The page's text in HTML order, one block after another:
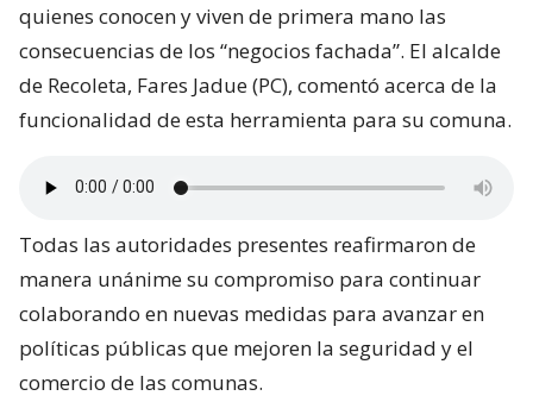
quienes conocen y viven de primera mano las
consecuencias de los “negocios fachada”. El alcalde
de Recoleta, Fares Jadue (PC), comentó acerca de la
funcionalidad de esta herramienta para su comuna.
Todas las autoridades presentes reafirmaron de
manera unánime su compromiso para continuar
colaborando en nuevas medidas para avanzar en
políticas públicas que mejoren la seguridad y el
comercio de las comunas.